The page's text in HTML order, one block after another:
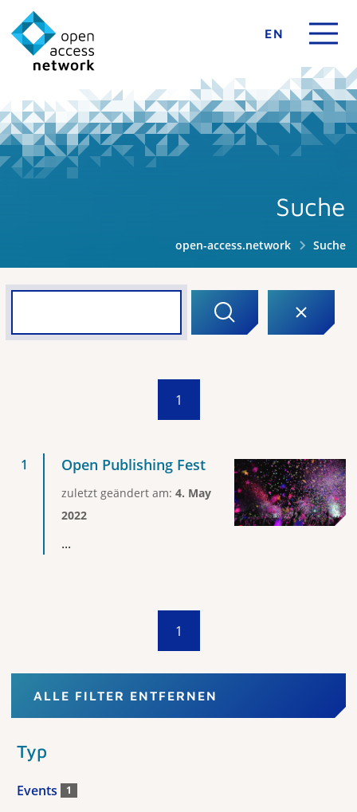
EN
Suche
open-access.network Suche
1
Open Publishing Fest
zuletzt geändert am: 4. May
2022
...
1
ALLE FILTER ENTFERNEN
Typ
Events 1